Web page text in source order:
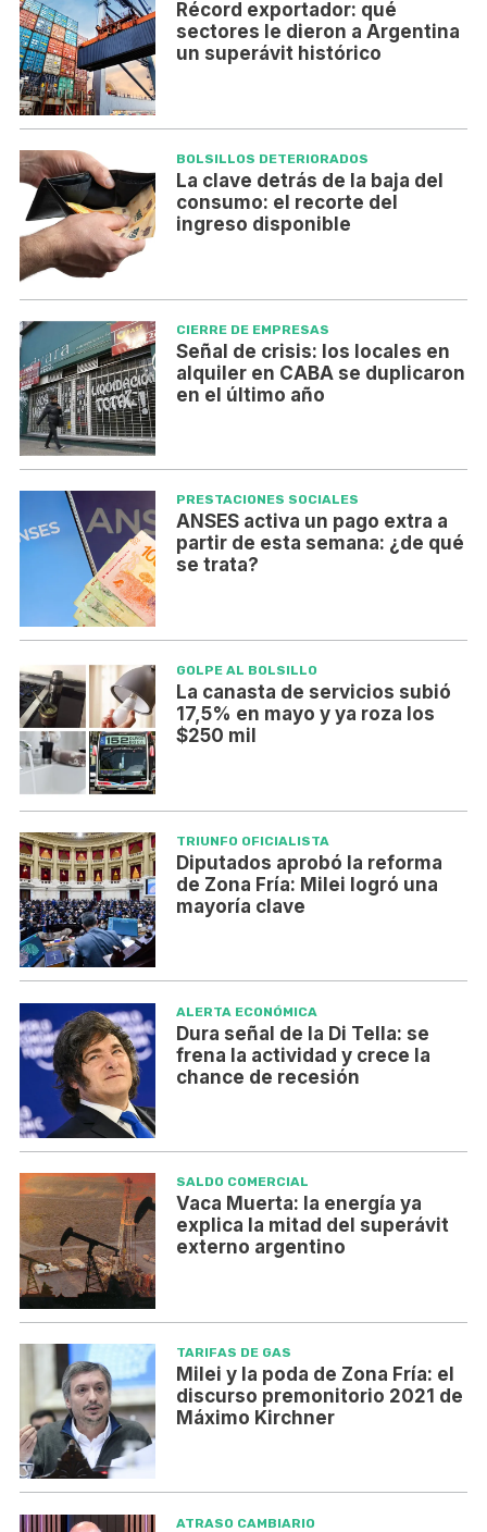
Récord exportador: qué
sectores le dieron a Argentina
un superávit histórico
BOLSILLOS DETERIORADOS
La clave detrás de la baja del
consumo: el recorte del
ingreso disponible
CIERRE DE EMPRESAS
Señal de crisis: los locales en
alquiler en CABA se duplicaron
en el último año
PRESTACIONES SOCIALES
ANSES activa un pago extra a
partir de esta semana: ¿de qué
se trata?
GOLPE AL BOLSILLO
La canasta de servicios subió
17,5% en mayo y ya roza los
$250 mil
TRIUNFO OFICIALISTA
Diputados aprobó la reforma
de Zona Fría: Milei logró una
mayoría clave
ALERTA ECONÓMICA
Dura señal de la Di Tella: se
frena la actividad y crece la
chance de recesión
SALDO COMERCIAL
Vaca Muerta: la energía ya
explica la mitad del superávit
externo argentino
TARIFAS DE GAS
Milei y la poda de Zona Fría: el
discurso premonitorio 2021 de
Máximo Kirchner
ATRASO CAMBIARIO